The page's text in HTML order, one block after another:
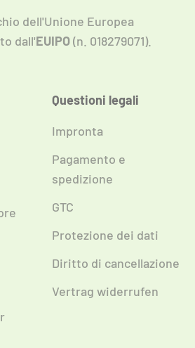
dell'Unione Europea
dall'EUIPO(n. 018279071).
Questioni legali
Impronta
Pagamento e
spedizione
GTC
Protezione dei dati
Diritto di cancellazione
Vertrag widerrufen